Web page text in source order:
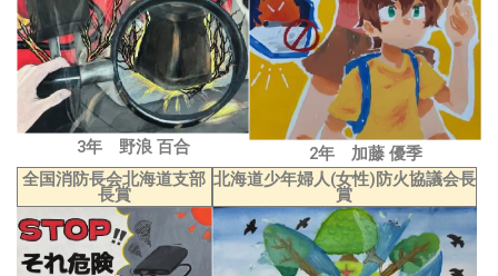
3年 野浪 百合
2年 加藤 優季
全国消防長会北海道支部
長賞
北海道少年婦人(女性)防火協議会長
賞